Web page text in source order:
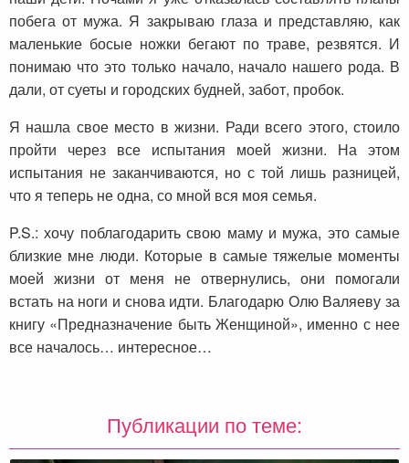
побега от мужа. Я закрываю глаза и представляю, как
маленькие босые ножки бегают по траве, резвятся. И
понимаю что это только начало, начало нашего рода. В
дали, от суеты и городских будней, забот, пробок.
Я нашла свое место в жизни. Ради всего этого, стоило
пройти через все испытания моей жизни. На этом
испытания не заканчиваются, но с той лишь разницей,
что я теперь не одна, со мной вся моя семья.
P.S.: хочу поблагодарить свою маму и мужа, это самые
близкие мне люди. Которые в самые тяжелые моменты
моей жизни от меня не отвернулись, они помогали
встать на ноги и снова идти. Благодарю Олю Валяеву за
книгу «Предназначение быть Женщиной», именно с нее
все началось… интересное…
Публикации по теме: